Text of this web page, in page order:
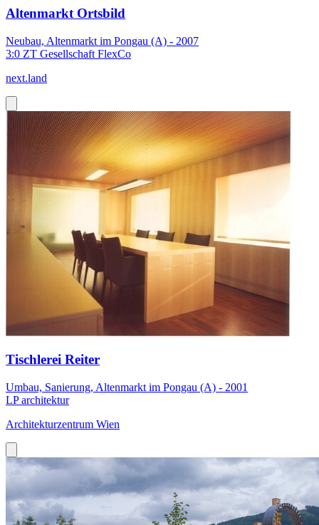
Altenmarkt Ortsbild
Neubau, Altenmarkt im Pongau (A) - 2007
3:0 ZT Gesellschaft FlexCo
next.land
Tischlerei Reiter
Umbau, Sanierung, Altenmarkt im Pongau (A) - 2001
LP architektur
Architekturzentrum Wien